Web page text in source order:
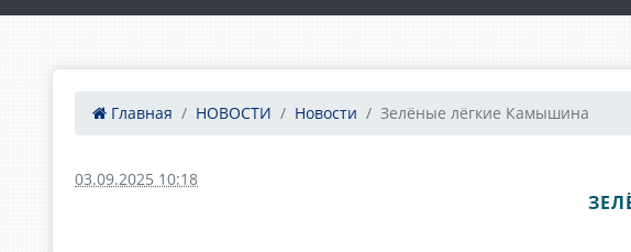
Главная НОВОСТИ Новости Зелёные лёгкие Камышина
03.09.2025 10:18